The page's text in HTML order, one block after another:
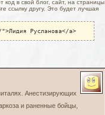
код в свой блог, сайт, на страницы
ссылку другу. Это будет лучшая
Русланова</a>
Анестизирующих
и раненные бойцы,